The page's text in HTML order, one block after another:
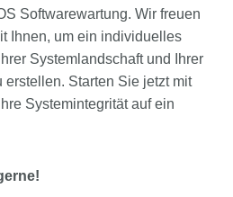
Softwarewartung. Wir freuen
Ihnen, um ein individuelles
Systemlandschaft und Ihrer
erstellen. Starten Sie jetzt mit
Systemintegrität auf ein